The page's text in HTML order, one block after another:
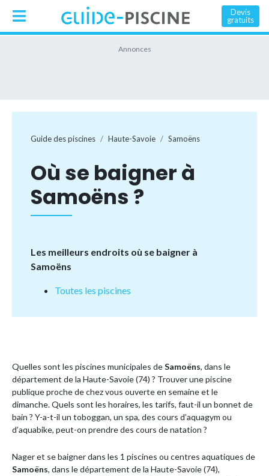
Devis
gratuits
Guide des piscines Haute-Savoie Samoëns
Où se baigner à
Samoëns ?
Les meilleurs endroits où se baigner à
Samoëns
Toutes les piscines
Quelles sont les piscines municipales deSamoëns, dans le
département de la Haute-Savoie (74) ? Trouver une piscine
publique proche de chez vous ouverte en semaine et le
dimanche. Quels sont les horaires, les tarifs, faut-il un bonnet de
bain ? Y-a-t-il un toboggan, un spa, des cours d’aquagym ou
d’aquabike, peut-on prendre des cours de natation ?
Nager et se baigner dans les 1 piscines ou centres aquatiques de
Samoëns, dans le département de la Haute-Savoie (74),